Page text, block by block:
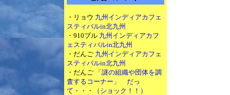
・リョウ 九州インディアカフェ
スティバルin北九州
・910ブル 九州インディアカフ
ェスティバルin北九州
・だんご 九州インディアカフェ
スティバルin北九州
・だんご
「謎の組織や団体を調
査するコーナー」 だっ
て・・・（ショック！！）